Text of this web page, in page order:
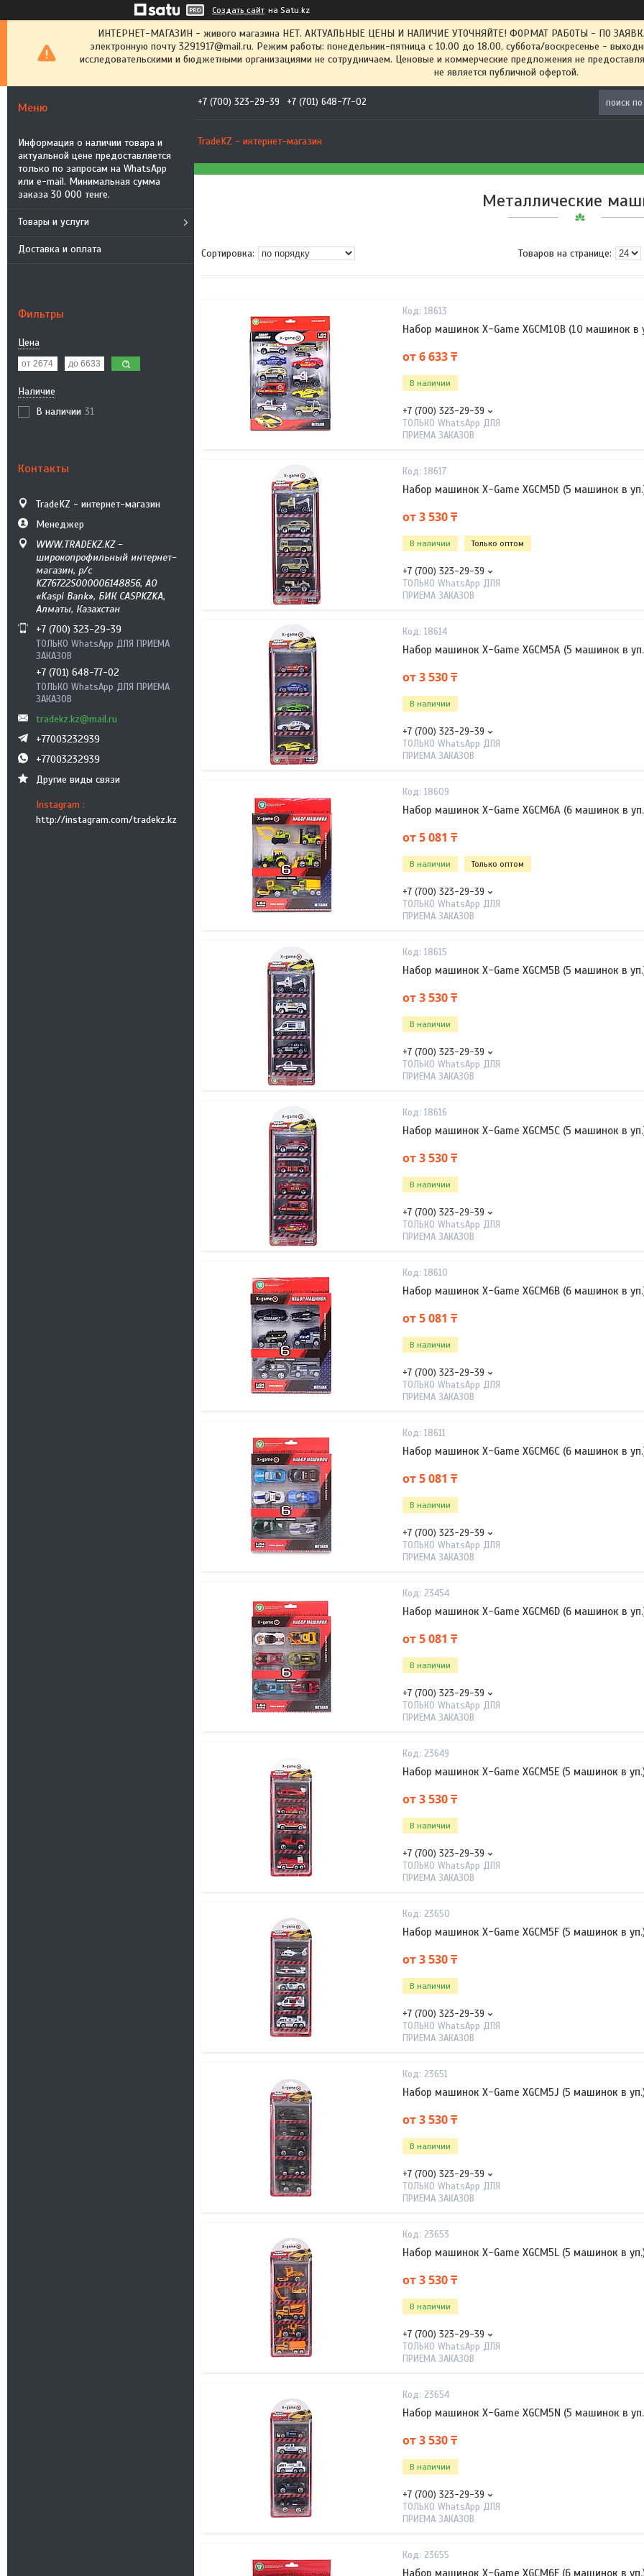
Создать сайт на Satu.kz
ИНТЕРНЕТ-МАГАЗИН - живого магазина НЕТ. АКТУАЛЬНЫЕ ЦЕНЫ И НАЛИЧИЕ УТОЧНЯЙТЕ! ФОРМАТ РАБОТЫ - ПО ЗАЯВКАМ
электронную почту 3291917@mail.ru. Режим работы: понедельник-пятница с 10.00 до 18.00, суббота/воскресенье -
исследовательскими и бюджетными организациями не сотрудничаем. Ценовые и коммерческие предложения не
не является публичной офертой.
Информация о наличии товара и
актуальной цене предоставляется
только по запросам на WhatsApp
или e-mail. Минимальная сумма
заказа 30 000 тенге.
Товары и услуги
Доставка и оплата
Фильтры
Цена
Наличие
В наличии 31
Контакты
TradeKZ - интернет-магазин
Менеджер
WWW.TRADEKZ.KZ -
широкопрофильный интернет-
магазин, р/с
KZ76722S000006148856, АО
«Kaspi Bank», БИК CASPKZKA,
Алматы, Казахстан
+7 (700) 323-29-39
ТОЛЬКО WhatsApp ДЛЯ ПРИЕМА
ЗАКАЗОВ
+7 (701) 648-77-02
ТОЛЬКО WhatsApp ДЛЯ ПРИЕМА
ЗАКАЗОВ
tradekz.kz@mail.ru
+77003232939
+77003232939
Другие виды связи
Instagram
http://instagram.com/tradekz.kz
+7 (700) 323-29-39 +7 (701) 648-77-02
TradeKZ - интернет-магазин
Металлические
18613
Набор машинок X-Game XGCM10B (10 машинок в
от 6 633 ₸
В наличии
+7 (700) 323-29-39
ТОЛЬКО WhatsApp ДЛЯ
ПРИЕМА ЗАКАЗОВ
18617
Набор машинок X-Game XGCM5D (5 машинок в
от 3 530 ₸
В наличии Только оптом
+7 (700) 323-29-39
ТОЛЬКО WhatsApp ДЛЯ
ПРИЕМА ЗАКАЗОВ
18614
Набор машинок X-Game XGCM5A (5 машинок в
от 3 530 ₸
В наличии
+7 (700) 323-29-39
ТОЛЬКО WhatsApp ДЛЯ
ПРИЕМА ЗАКАЗОВ
18609
Набор машинок X-Game XGCM6A (6 машинок в
от 5 081 ₸
В наличии Только оптом
+7 (700) 323-29-39
ТОЛЬКО WhatsApp ДЛЯ
ПРИЕМА ЗАКАЗОВ
18615
Набор машинок X-Game XGCM5B (5 машинок в
от 3 530 ₸
В наличии
+7 (700) 323-29-39
ТОЛЬКО WhatsApp ДЛЯ
ПРИЕМА ЗАКАЗОВ
18616
Набор машинок X-Game XGCM5C (5 машинок в
от 3 530 ₸
В наличии
+7 (700) 323-29-39
ТОЛЬКО WhatsApp ДЛЯ
ПРИЕМА ЗАКАЗОВ
18610
Набор машинок X-Game XGCM6B (6 машинок в
от 5 081 ₸
В наличии
+7 (700) 323-29-39
ТОЛЬКО WhatsApp ДЛЯ
ПРИЕМА ЗАКАЗОВ
18611
Набор машинок X-Game XGCM6C (6 машинок в
от 5 081 ₸
В наличии
+7 (700) 323-29-39
ТОЛЬКО WhatsApp ДЛЯ
ПРИЕМА ЗАКАЗОВ
23454
Набор машинок X-Game XGCM6D (6 машинок в
от 5 081 ₸
В наличии
+7 (700) 323-29-39
ТОЛЬКО WhatsApp ДЛЯ
ПРИЕМА ЗАКАЗОВ
23649
Набор машинок X-Game XGCM5E (5 машинок в
от 3 530 ₸
В наличии
+7 (700) 323-29-39
ТОЛЬКО WhatsApp ДЛЯ
ПРИЕМА ЗАКАЗОВ
23650
Набор машинок X-Game XGCM5F (5 машинок в
от 3 530 ₸
В наличии
+7 (700) 323-29-39
ТОЛЬКО WhatsApp ДЛЯ
ПРИЕМА ЗАКАЗОВ
23651
Набор машинок X-Game XGCM5J (5 машинок в
от 3 530 ₸
В наличии
+7 (700) 323-29-39
ТОЛЬКО WhatsApp ДЛЯ
ПРИЕМА ЗАКАЗОВ
23653
Набор машинок X-Game XGCM5L (5 машинок в
от 3 530 ₸
В наличии
+7 (700) 323-29-39
ТОЛЬКО WhatsApp ДЛЯ
ПРИЕМА ЗАКАЗОВ
23654
Набор машинок X-Game XGCM5N (5 машинок в
от 3 530 ₸
В наличии
+7 (700) 323-29-39
ТОЛЬКО WhatsApp ДЛЯ
ПРИЕМА ЗАКАЗОВ
23655
Набор машинок X-Game XGCM6F (6 машинок в